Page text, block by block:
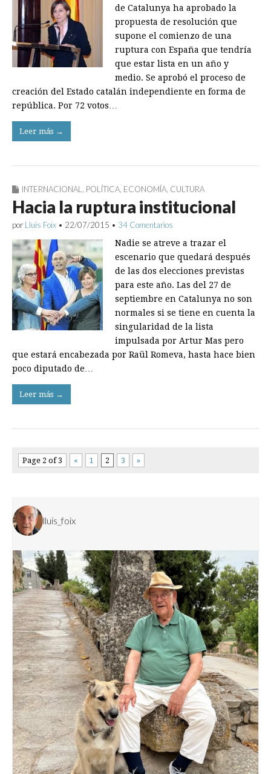
de Catalunya ha aprobado la
propuesta de resolución que
supone el comienzo de una
ruptura con España que tendría
que estar lista en un año y
medio. Se aprobó el proceso de
creación del Estado catalán independiente en forma de
república. Por 72 votos…
Leer más →
INTERNACIONAL POLÍTICA ECONOMÍA CULTURA
Hacia la ruptura institucional
por Lluís Foix • 22/07/2015 • 34 Comentarios
Nadie se atreve a trazar el
escenario que quedará después
de las dos elecciones previstas
para este año. Las del 27 de
septiembre en Catalunya no son
normales si se tiene en cuenta la
singularidad de la lista
impulsada por Artur Mas pero
que estará encabezada por Raül Romeva, hasta hace bien
poco diputado de…
Leer más →
Page 2 of 3 « 1 2 3 »
lluis_foix